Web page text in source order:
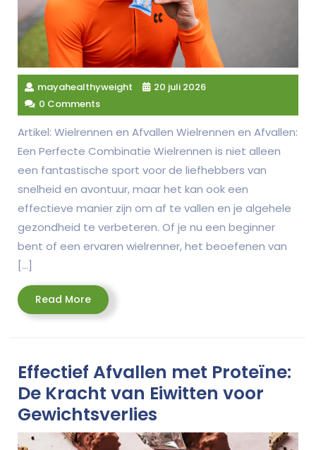
mayahealthyweight
20 juli 2026
0 Comments
Artikel: Wielrennen en Afvallen Wielrennen en Afvallen:
Een Perfecte Combinatie Wielrennen is niet alleen
een fantastische sport voor de liefhebbers van
snelheid en avontuur, maar het kan ook een
effectieve manier zijn om af te vallen en je algehele
gezondheid te verbeteren. Of je nu een beginner
bent of een ervaren wielrenner, het beoefenen van
[…]
Read MoreRead
More
Effectief Afvallen met Proteïne:
De Kracht van Eiwitten voor
Gewichtsverlies